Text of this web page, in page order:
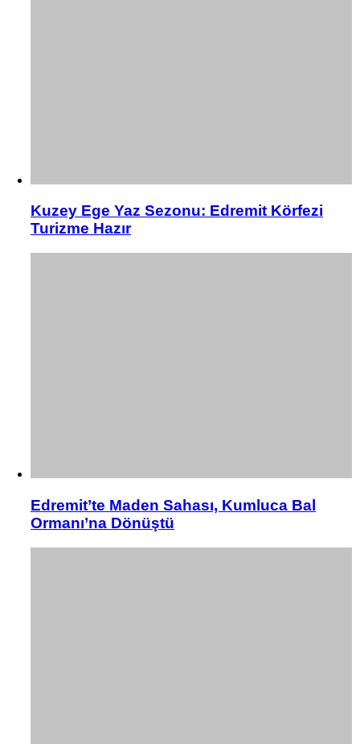
Kuzey Ege Yaz Sezonu: Edremit Körfezi
Turizme Hazır
Edremit’te Maden Sahası, Kumluca Bal
Ormanı’na Dönüştü